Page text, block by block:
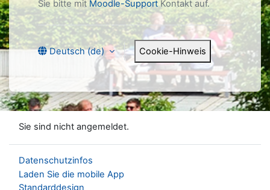
Sie bitte mit Moodle-SupportKontakt auf.
Deutsch ‎(de)‎ Cookie-Hinweis
Sie sind nicht angemeldet.
Datenschutzinfos
Laden Sie die mobile App
Standarddesign